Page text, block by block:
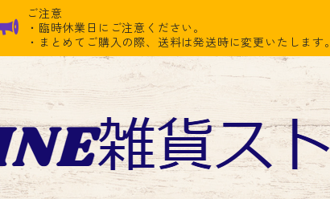
ご注意
・臨時休業日にご注意ください。
・まとめてご購入の際、送料は発送時に変更いたします。